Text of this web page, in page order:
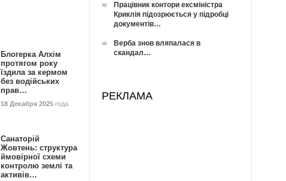
Блогерка Алхім
протягом року
їздила за кермом
без водійських
прав…
18 Декабря 2025 года
Санаторій
Жовтень: структура
ймовірної схеми
контролю землі та
активів…
Працівник контори ексміністра
Криклія підозрюється у підробці
документів…
Верба знов вляпалася в
скандал…
РЕКЛАМА